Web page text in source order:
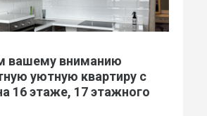
вашему вниманию
уютную квартиру с
16 этаже, 17 этажного